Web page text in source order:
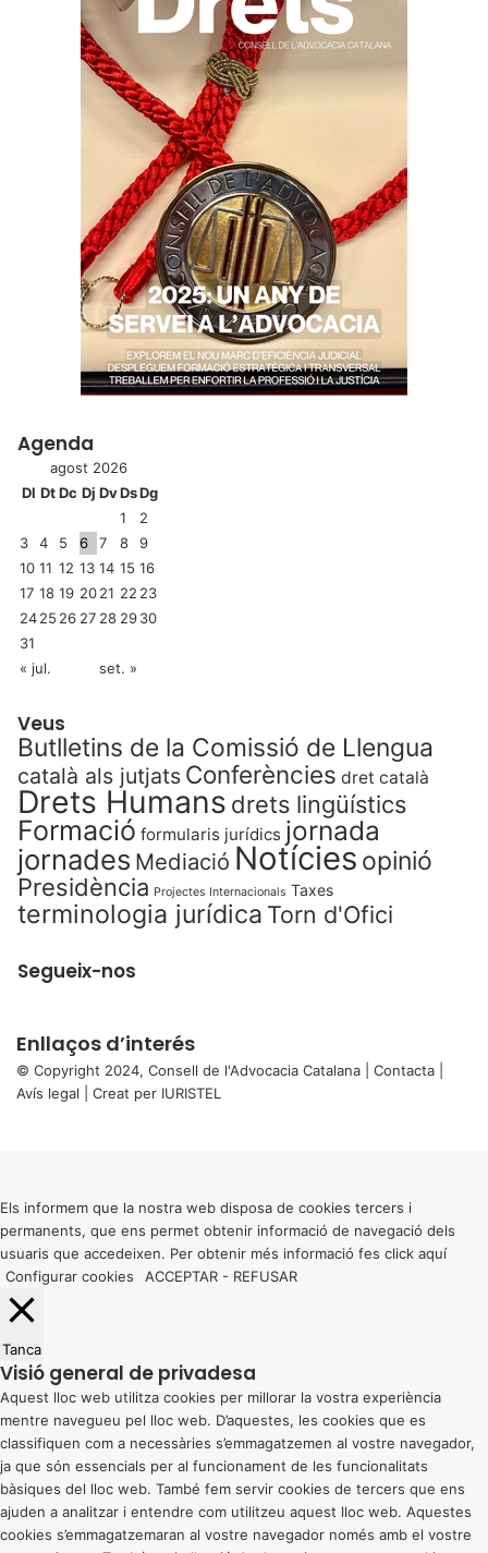
Agenda
agost 2026
Dl DtDc Dj DvDsDg
1
2
3
4 5 6 7 8
9
10 11 12 13 14 15 16
17 18 19 2021 22 23
2425 26 27 28 2930
31
« jul.
set. »
Veus
Butlletins de la Comissió de Llengua
català als jutjats Conferències dret català
Drets Humans drets lingüístics
Formació formularis jurídics jornada
jornades Mediació Notícies opinió
Presidència Projectes Internacionals Taxes
terminologia jurídica Torn d'Ofici
Segueix-nos
Enllaços d’interés
© Copyright 2024, Consell de l'Advocacia Catalana | Contacta
Avís legal | Creat per IURISTEL
button
Els informem que la nostra web disposa de cookies tercers i
permanents, que ens permet obtenir informació de navegació dels
usuaris que accedeixen. Per obtenir més informació fes click aquí
Configurar cookies
ACCEPTAR - REFUSAR
Tanca
Visió general de privadesa
Aquest lloc web utilitza cookies per millorar la vostra experiència
mentre navegueu pel lloc web. D’aquestes, les cookies que es
classifiquen com a necessàries s’emmagatzemen al vostre navegador,
ja que són essencials per al funcionament de les funcionalitats
bàsiques del lloc web. També fem servir cookies de tercers que ens
ajuden a analitzar i entendre com utilitzeu aquest lloc web. Aquestes
cookies s’emmagatzemaran al vostre navegador només amb el vostre